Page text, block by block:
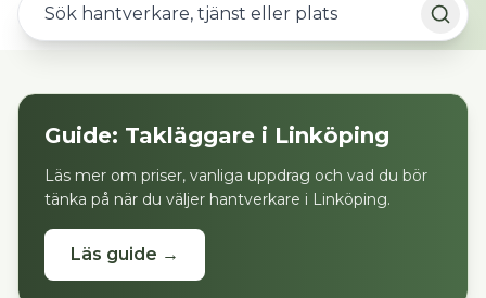
Guide: Takläggare i Linköping
Läs mer om priser, vanliga uppdrag och vad du bör
tänka på när du väljer hantverkare i Linköping.
Läs guide →